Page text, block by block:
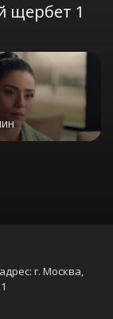
щербет 1
г. Москва,